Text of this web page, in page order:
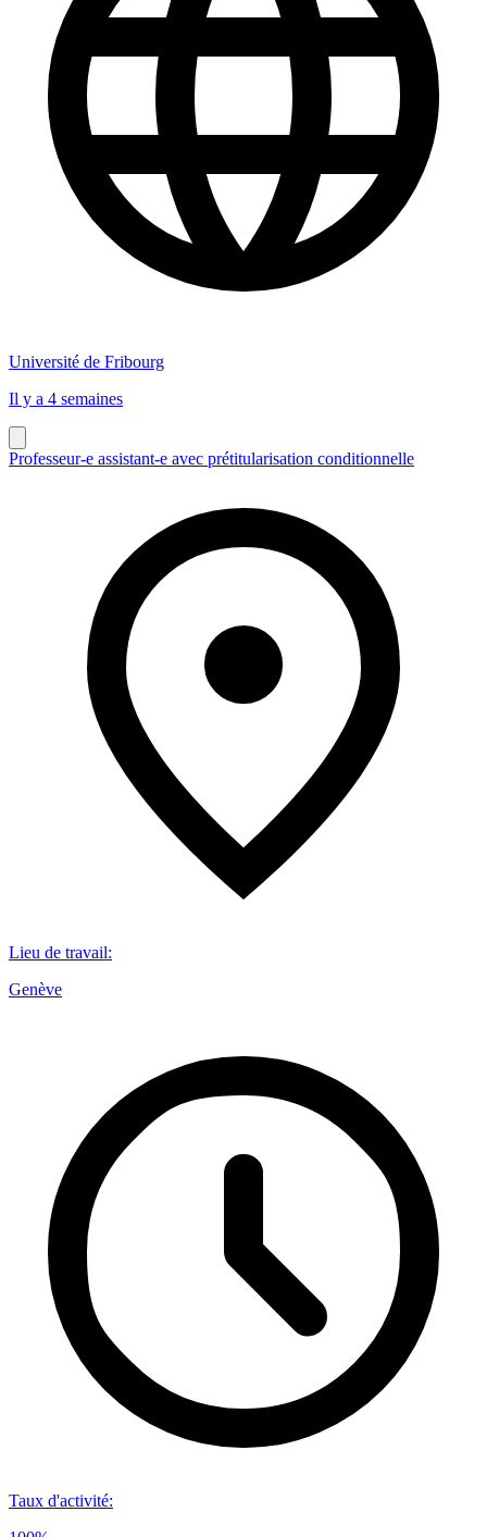
Université de Fribourg
Il y a 4 semaines
Professeur-e assistant-e avec prétitularisation conditionnelle
Lieu de travail:
Genève
Taux d'activité: